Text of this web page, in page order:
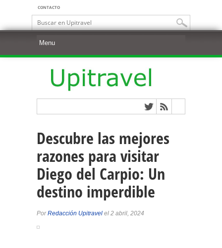
CONTACTO
Descubre las mejores
razones para visitar
Diego del Carpio: Un
destino imperdible
PorRedacción Upitravel el 2 abril, 2024